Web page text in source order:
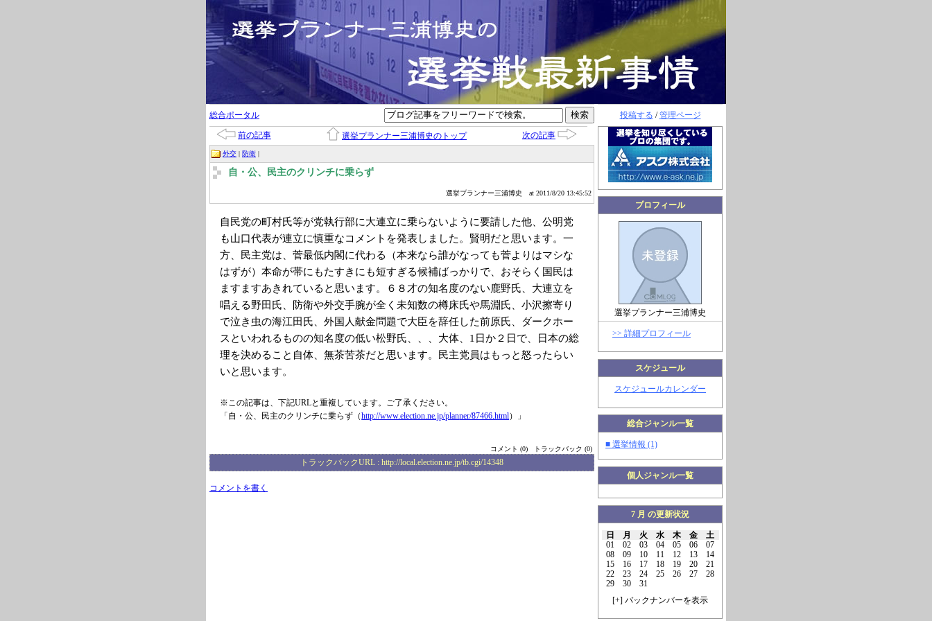
投稿する /管理ページ
プロフィール
選挙プランナー三浦博史
>> 詳細プロフィール
スケジュール
スケジュールカレンダー
総合ジャンル一覧
■ 選挙情報 (1)
個人ジャンル一覧
7 月 の更新状況
日 月 火 水 木 金
土
01
02 03 04 05 06
07
08
09 10 11 12 13
14
15
16 17 18 19 20
21
22
23 24 25 26 27
28
29
30
31
[+] バックナンバーを表示
総合ポータル
前の記事 選挙プランナー三浦博史のトップ 次の記事
外交 | 防衛 |
自・公、民主のクリンチに乗らず
選挙プランナー三浦博史 at 2011/8/20 13:45:52
自民党の町村氏等が党執行部に大連立に乗らないように要請した他、公明党
も山口代表が連立に慎重なコメントを発表しました。賢明だと思います。一
方、民主党は、菅最低内閣に代わる（本来なら誰がなっても菅よりはマシな
はずが）本命が帯にもたすきにも短すぎる候補ばっかりで、おそらく国民は
ますますあきれていると思います。６８才の知名度のない鹿野氏、大連立を
唱える野田氏、防衛や外交手腕が全く未知数の樽床氏や馬淵氏、小沢擦寄り
で泣き虫の海江田氏、外国人献金問題で大臣を辞任した前原氏、ダークホー
スといわれるものの知名度の低い松野氏、、、大体、1日か２日で、日本の総
理を決めること自体、無茶苦茶だと思います。民主党員はもっと怒ったらい
いと思います。
※この記事は、下記URLと重複しています。ご了承ください。
「自・公、民主のクリンチに乗らず（http://www.election.ne.jp/planner/87466.html）」
コメント (0) トラックバック (0)
トラックバックURL : http://local.election.ne.jp/tb.cgi/14348
コメントを書く